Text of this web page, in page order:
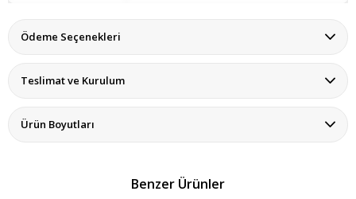
Ödeme Seçenekleri
Teslimat ve Kurulum
Ürün Boyutları
Benzer Ürünler